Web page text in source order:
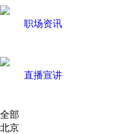
职场资讯
直播宣讲
全部
北京